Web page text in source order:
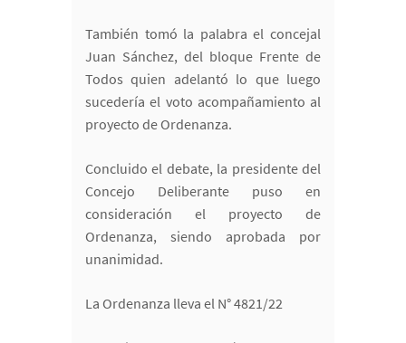
También tomó la palabra el concejal
Juan Sánchez, del bloque Frente de
Todos quien adelantó lo que luego
sucedería el voto acompañamiento al
proyecto de Ordenanza.
Concluido el debate, la presidente del
Concejo Deliberante puso en
consideración el proyecto de
Ordenanza, siendo aprobada por
unanimidad.
La Ordenanza lleva el N° 4821/22